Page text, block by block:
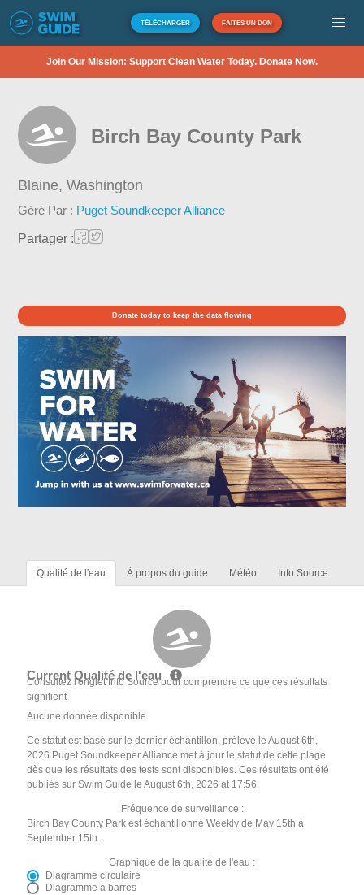
TÉLÉCHARGER FAITES UN DON
Join Our Mission: Support Clean Water Today. Donate Now.
Birch Bay County Park
Blaine,Washington
Géré Par : Puget Soundkeeper Alliance
Partager :
Donate today to keep the data flowing
Qualité de l'eau À propos du guide Météo Info Source
Current Qualité de l'eau
Consultez l'onglet Info Source pour comprendre ce que ces résultats
signifient
Aucune donnée disponible
Ce statut est basé sur le dernier échantillon, prélevé le August 6th,
2026 Puget Soundkeeper Alliance met à jour le statut de cette plage
dès que les résultats des tests sont disponibles. Ces résultats ont été
publiés sur Swim Guide le August 6th, 2026 at 17:56.
Fréquence de surveillance :
Birch Bay County Park est échantillonné Weekly de May 15th à
September 15th.
Graphique de la qualité de l'eau :
Diagramme circulaire
Diagramme à barres